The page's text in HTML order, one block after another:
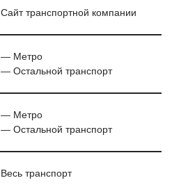
Сайт транспортной компании
— Метро
— Остальной транспорт
— Метро
— Остальной транспорт
Весь транспорт